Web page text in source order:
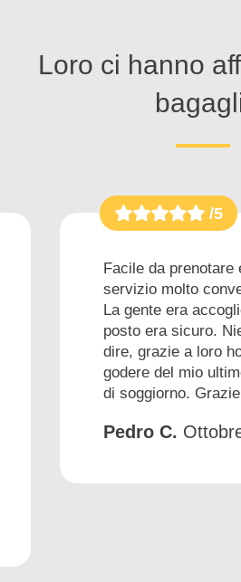
Loro ci hanno
/5
Facile da prenotare
servizio molto
La gente era
posto era sicuro.
dire, grazie a loro
godere del mio
di soggiorno.
Pedro C.